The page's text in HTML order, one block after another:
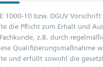
1000-10 bzw. DGUV
die Pflicht zum Erhalt und
z.B. durch
Qualifizierungsmaßnahme
und erfüllt sowohl die